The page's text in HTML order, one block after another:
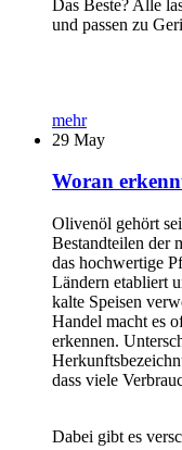
Das Beste? Alle
und passen zu
mehr
29 May
Woran
Olivenöl gehört
Bestandteilen der
das hochwertige
Ländern etabliert
kalte Speisen
Handel macht es
erkennen.
dass viele
Dabei gibt es